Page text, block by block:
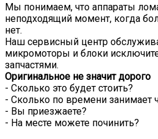
Мы понимаем, что аппараты
неподходящий момент, когда
нет.
Наш сервисный центр
микромоторы и блоки
запчастями.
Оригинальное не значит дорого
- Сколько это будет стоить?
- Сколько по времени занимает
- Вы приезжаете?
- На месте можете починить?